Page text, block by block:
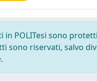
in POLITesi sono
sono riservati, salvo